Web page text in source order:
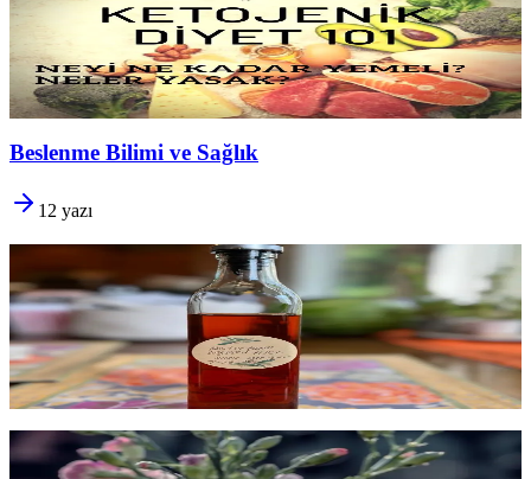
Vücut yağı yakıt olarak kullanmaya başladığında ne olur?
Ketozis'in biyolojisi, karbonhidrat-protein-yağ dengeleri veuzun
vadede sürdürülebilir kılmakiçin kritik noktalar.
Yazıyı oku 8 dk okuma
Beslenme Bilimi ve Sağlık
12 yazı
Sirke İçmek Zayıflatır mı?
Sabah aç karnına bir kaşık sirkegerçekten yağ yaktırır mı? Kan
şekeri, kilo, sindirim, zararlar ve 'zayıflama sirkesi' trendi: kanıtın
söylediği ile pazarlamanın söylediğiaynı şey değil .
Yazıyı oku 16 dk okuma
Çay ve Kahve Su Yerine Geçer mi? İçeceklerin
Hidrasyon Etkisi